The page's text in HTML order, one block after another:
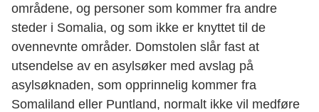
områdene, og personer som kommer fra andre
steder i Somalia, og som ikke er knyttet til de
ovennevnte områder. Domstolen slår fast at
utsendelse av en asylsøker med avslag på
asylsøknaden, som opprinnelig kommer fra
Somaliland eller Puntland, normalt ikke vil medføre